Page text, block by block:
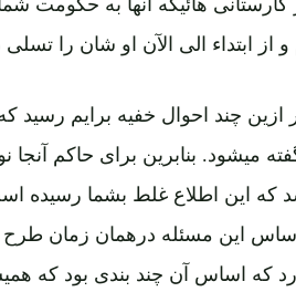
و از ابتداء الی الآن او شان را تسلی
چند احوال خفیه برایم رسید
میشود. بنابرین برای حاکم آنجا
این اطلاع غلط بشما رسیده
اساس این مسئله درهمان زمان طرح
که اساس آن چند بندی بود که